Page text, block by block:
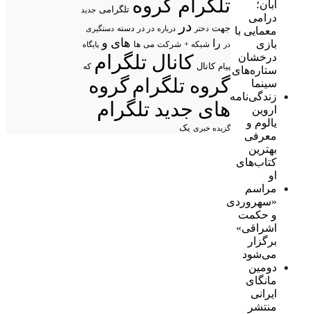
آبان؛
درامی
معمایی با
بازی
درخشان
ستاره‌های
سینما
زندگی‌نامه
اروین
یالوم و
معرفی
بهترین
کتاب‌های
او
مراسم
«سهروردی
و حکمت
اشراقی»
برگزار
می‌شود
دومین
مانگای
ایرانی
منتشر
تلگرام گروه تلگرامی جدید
جهت دختر در درباره در در دسته دستگیری
در
را شبکه + شرکت می ها های و پایگاه
پیام کانال کانال تلگرام که
گروه تلگرامگروه
های جدید تلگرام
گزیده خبری یک